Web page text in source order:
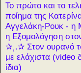
Το πρώτο και το
ποίημα της
Αγγελάκη-Ρουκ - η
η Εξομολόγηση
✰¸.✰ Στον ουρανό
με ελάχιστα (video
ίδια)